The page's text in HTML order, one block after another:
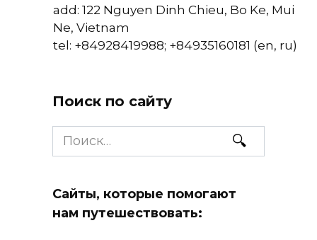
add: 122 Nguyen Dinh Chieu, Bo Ke, Mui
Ne, Vietnam
tel: +84928419988; +84935160181 (en, ru)
Поиск по сайту
Search
for:
Сайты, которые помогают
нам путешествовать: